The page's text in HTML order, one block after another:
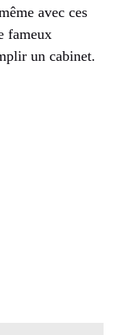
avec ces
fameux
un cabinet.